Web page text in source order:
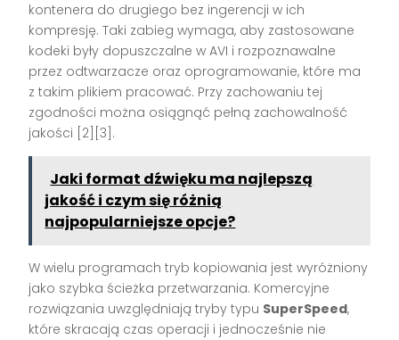
kontenera do drugiego bez ingerencji w ich
kompresję. Taki zabieg wymaga, aby zastosowane
kodeki były dopuszczalne w AVI i rozpoznawalne
przez odtwarzacze oraz oprogramowanie, które ma
z takim plikiem pracować. Przy zachowaniu tej
zgodności można osiągnąć pełną zachowalność
jakości [2][3].
Jaki format dźwięku ma najlepszą
jakość i czym się różnią
najpopularniejsze opcje?
W wielu programach tryb kopiowania jest wyróżniony
jako szybka ścieżka przetwarzania. Komercyjne
rozwiązania uwzględniają tryby typu SuperSpeed,
które skracają czas operacji i jednocześnie nie